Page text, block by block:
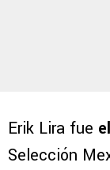
Erik Lira fue
Selección